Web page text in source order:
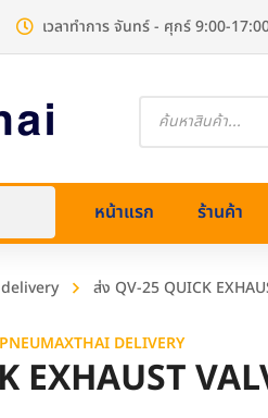
เวลาทำการ จันทร์ - ศุกร์ 9:00-
Products
หน้าแรก ร้านค้า
ส่ง QV-25 QUICK
PNEUMAXTHAI DELIVERY
EXHAUST